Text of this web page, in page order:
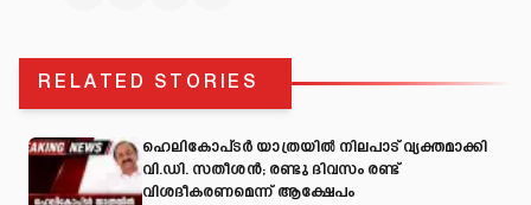
RELATED STORIES
ഹെലികോപ്ടർ യാത്രയിൽ നിലപാട് വ്യക്തമാക്കി
വി.ഡി. സതീശൻ; രണ്ടു ദിവസം രണ്ട്
വിശദീകരണമെന്ന് ആക്ഷേപം